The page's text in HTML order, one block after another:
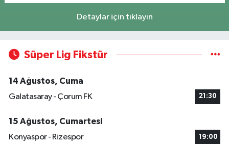
Detaylar için tıklayın
Süper Lig Fikstür
14 Ağustos, Cuma
Galatasaray - Çorum FK
21:30
15 Ağustos, Cumartesi
Konyaspor - Rizespor
19:00